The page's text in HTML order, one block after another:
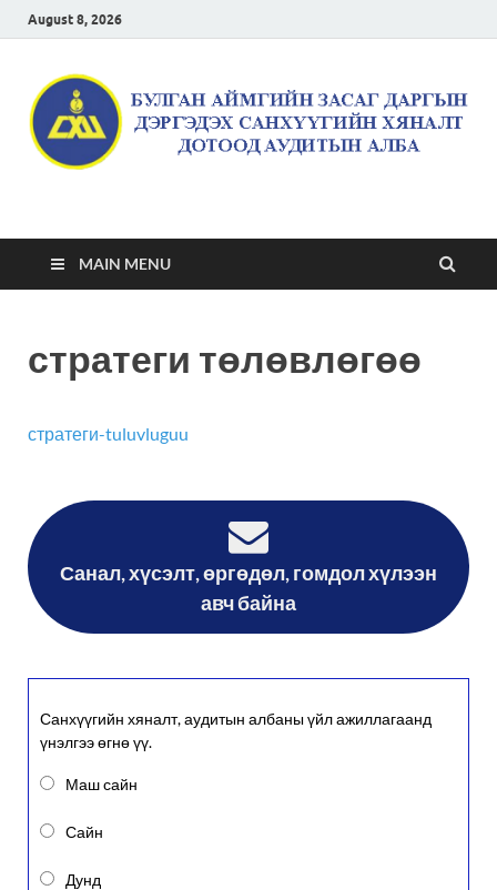
August 8, 2026
Булган аймгийн засаг
даргын дэргэдэх
дотоод аудитын алба
MAIN MENU
стратеги төлөвлөгөө
стратеги-tuluvluguu
Санал, хүсэлт, өргөдөл, гомдол хүлээн
авч байна
Санхүүгийн хяналт, аудитын албаны үйл ажиллагаанд
үнэлгээ өгнө үү.
Маш сайн
Сайн
Дунд